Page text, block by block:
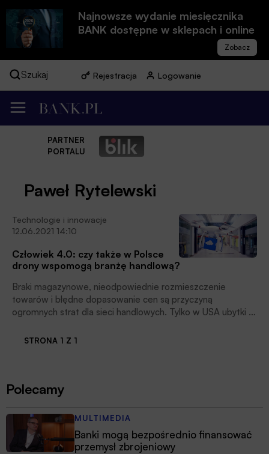
Najnowsze wydanie miesięcznika
BANK dostępne w sklepach i online
Szukaj Rejestracja Logowanie
PARTNER
PORTALU
Paweł Rytelewski
Technologie i innowacje
12.06.2021 14:10
Człowiek 4.0: czy także w Polsce
drony wspomogą branżę handlową?
Braki magazynowe, nieodpowiednie rozmieszczenie
towarów i błędne dopasowanie cen są przyczyną
ogromnych strat dla sieci handlowych. Tylko w USA ubytki w
zawrotnej kwoty ok. 1,75 bln dolarów. Sieci od lat
uczestnicy konferencji Człowiek 4.0.
STRONA 1 Z 1
Polecamy
MULTIMEDIA
Banki mogą bezpośrednio finansować
przemysł zbrojeniowy